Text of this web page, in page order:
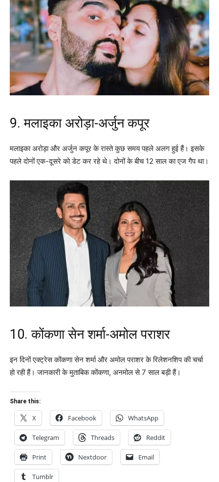
9. मलाइका अरोड़ा-अर्जुन कपूर
मलाइका अरोड़ा और अर्जुन कपूर के रास्ते कुछ समय पहले अलग हुई हैं। इसके
पहले दोनों एक-दूसरे को डेट कर रहे थे। दोनों के बीच 12 साल का एज गैप था।
10. कोंकणा सेन शर्मा-अमोल पराशर
इन दिनों एक्ट्रेस कोंकणा सेन शर्मा और अमोल पराशर के रिलेशनशिप की चर्चा
हो रही हैं। जानकारी के मुताबिक कोंकणा, अनमोल से 7 साल बड़ी हैं।
Share this:
X Facebook WhatsApp
Telegram Threads Reddit
Print Nextdoor Email
Tumblr